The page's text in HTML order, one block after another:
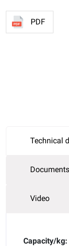
PDF
Technical
Documents
Video
Capacity/kg: